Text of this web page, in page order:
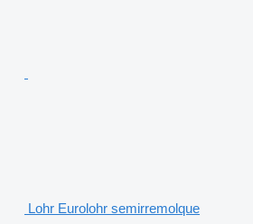
Lohr Eurolohr semirremolque